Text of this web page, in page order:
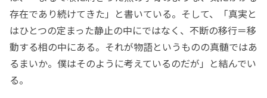
存在であり続けてきた」と書いている。そして、「真実と
はひとつの定まった静止の中にではなく、不断の移行＝移
動する相の中にある。それが物語というものの真髄ではあ
るまいか。僕はそのように考えているのだが」と結んでい
る。